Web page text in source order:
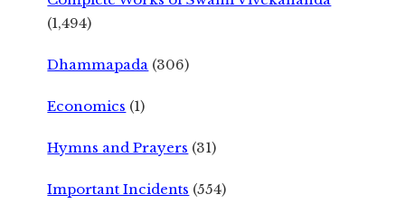
(1,494)
Dhammapada (306)
Economics (1)
Hymns and Prayers (31)
Important Incidents (554)